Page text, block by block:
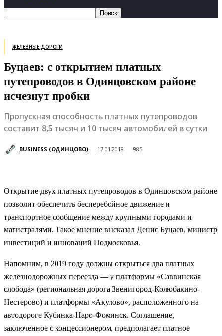
ЖЕЛЕЗНЫЕ ДОРОГИ
Буцаев: с открытием платных
путепроводов в Одинцовском районе
исчезнут пробки
Пропускная способность платных путепроводов
составит 8,5 тысяч и 10 тысяч автомобилей в сутки
BUSINESS (ОДИНЦОВО) 17.01.2018 985
Открытие двух платных путепроводов в Одинцовском районе
позволит обеспечить бесперебойное движение и
транспортное сообщение между крупными городами и
магистралями. Такое мнение высказал Денис Буцаев, министр
инвестиций и инноваций Подмосковья.
Напомним, в 2019 году должны открыться два платных
железнодорожных переезда — у платформы «Саввинская
слобода» (региональная дорога Звенигород-Колюбакино-
Нестерово) и платформы «Акулово», расположенного на
автодороге Кубинка-Наро-Фоминск. Соглашение,
заключенное с концессионером, предполагает платное